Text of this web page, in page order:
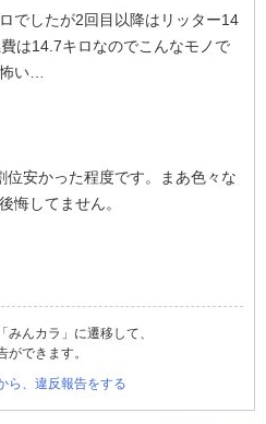
でしたが2回目以降はリッター14
は14.7キロなのでこんなモノで
い…
安かった程度です。まあ色々な
悔してません。
みんカラ」に遷移して、
ができます。
ら、違反報告をする